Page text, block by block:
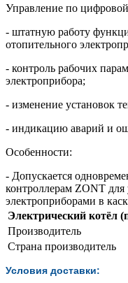
Управление по
- штатную работу
отопительного
- контроль рабочих
электроприбора;
- изменение установок
- индикацию аварий и
Особенности:
- Допускается
контроллерам ZONT
электроприборами в
Электрический котёл
Производитель
Страна производитель
Условия доставки: